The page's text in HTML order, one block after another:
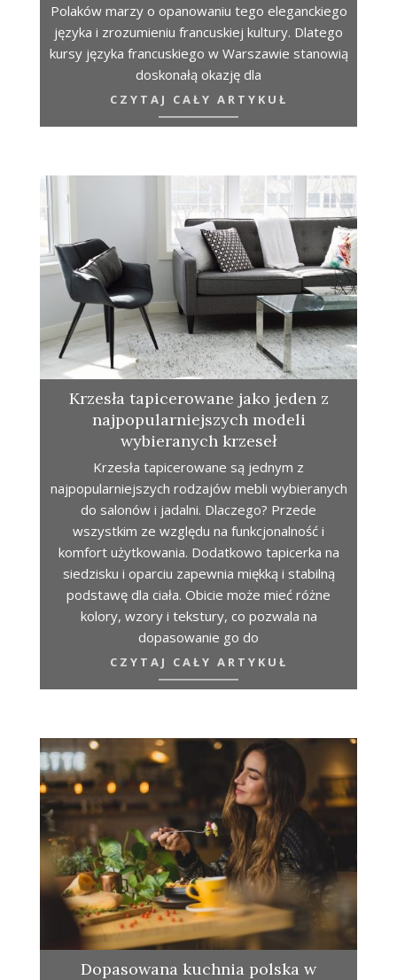
Polaków marzy o opanowaniu tego eleganckiego
języka i zrozumieniu francuskiej kultury. Dlatego
kursy języka francuskiego w Warszawie stanowią
doskonałą okazję dla
CZYTAJ CAŁY ARTYKUŁ
Krzesła tapicerowane jako jeden z
najpopularniejszych modeli
wybieranych krzeseł
Krzesła tapicerowane są jednym z
najpopularniejszych rodzajów mebli wybieranych
do salonów i jadalni. Dlaczego? Przede
wszystkim ze względu na funkcjonalność i
komfort użytkowania. Dodatkowo tapicerka na
siedzisku i oparciu zapewnia miękką i stabilną
podstawę dla ciała. Obicie może mieć różne
kolory, wzory i tekstury, co pozwala na
dopasowanie go do
CZYTAJ CAŁY ARTYKUŁ
Dopasowana kuchnia polska w